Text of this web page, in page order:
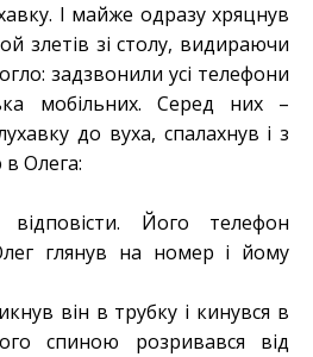
І майже одразу хряцнув
злетів зі столу, видираючи
задзвонили усі телефони
мобільних. Серед них –
до вуха, спалахнув і з
Олега:
Його телефон
глянув на номер і йому
він в трубку і кинувся в
спиною розривався від